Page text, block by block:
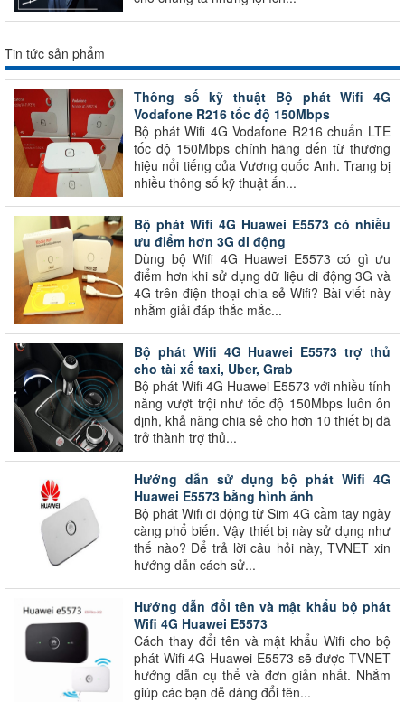
Tin tức sản phẩm
Thông số kỹ thuật Bộ phát Wifi 4G
Vodafone R216 tốc độ 150Mbps
Bộ phát Wifi 4G Vodafone R216 chuẩn LTE
tốc độ 150Mbps chính hãng đến từ thương
hiệu nổi tiếng của Vương quốc Anh. Trang bị
nhiều thông số kỹ thuật ấn...
Bộ phát Wifi 4G Huawei E5573 có nhiều
ưu điểm hơn 3G di động
Dùng bộ Wifi 4G Huawei E5573 có gì ưu
điểm hơn khi sử dụng dữ liệu di động 3G và
4G trên điện thoại chia sẻ Wifi? Bài viết này
nhằm giải đáp thắc mắc...
Bộ phát Wifi 4G Huawei E5573 trợ thủ
cho tài xế taxi, Uber, Grab
Bộ phát Wifi 4G Huawei E5573 với nhiều tính
năng vượt trội như tốc độ 150Mbps luôn ôn
định, khả năng chia sẻ cho hơn 10 thiết bị đã
trở thành trợ thủ...
Hướng dẫn sử dụng bộ phát Wifi 4G
Huawei E5573 bằng hình ảnh
Bộ phát Wifi di động từ Sim 4G cầm tay ngày
càng phổ biến. Vậy thiết bị này sử dụng như
thế nào? Để trả lời câu hỏi này, TVNET xin
hướng dẫn cách sử...
Hướng dẫn đổi tên và mật khẩu bộ phát
Wifi 4G Huawei E5573
Cách thay đổi tên và mật khẩu Wifi cho bộ
phát Wifi 4G Huawei E5573 sẽ được TVNET
hướng dẫn cụ thể và đơn giản nhất. Nhắm
giúp các bạn dễ dàng đổi tên...